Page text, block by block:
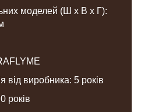
моделей (Ш х В х Г):
від виробника: 5 років
років